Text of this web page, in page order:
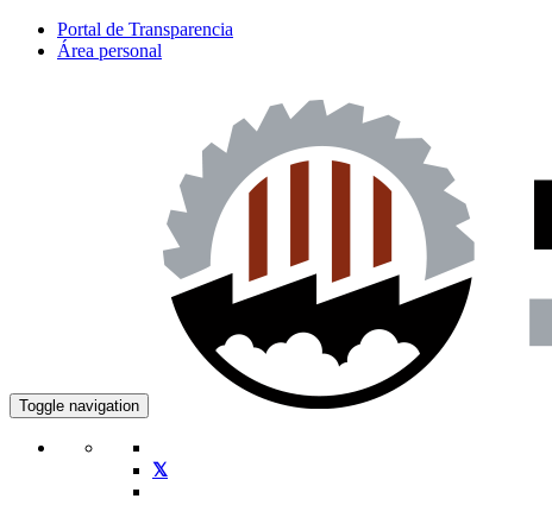
Portal de Transparencia
Área personal
Toggle navigation